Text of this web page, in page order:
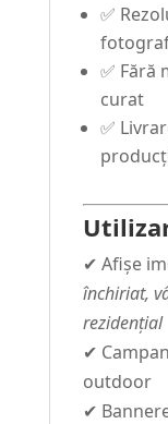
✅
✅ Fără
curat
✅
✔ Afișe
închiriat,
rezidențial
✔
outdoor
✔